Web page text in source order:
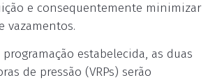
e consequentemente minimizar
vazamentos.
estabelecida, as duas
de pressão (VRPs) serão